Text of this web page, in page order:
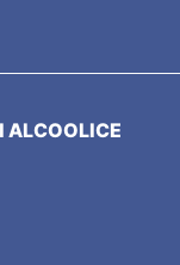
ALCOOLICE